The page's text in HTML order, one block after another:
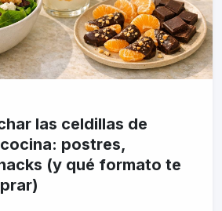
las celdillas de
postres,
(y qué formato te